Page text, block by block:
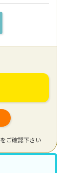
をご確認下さい